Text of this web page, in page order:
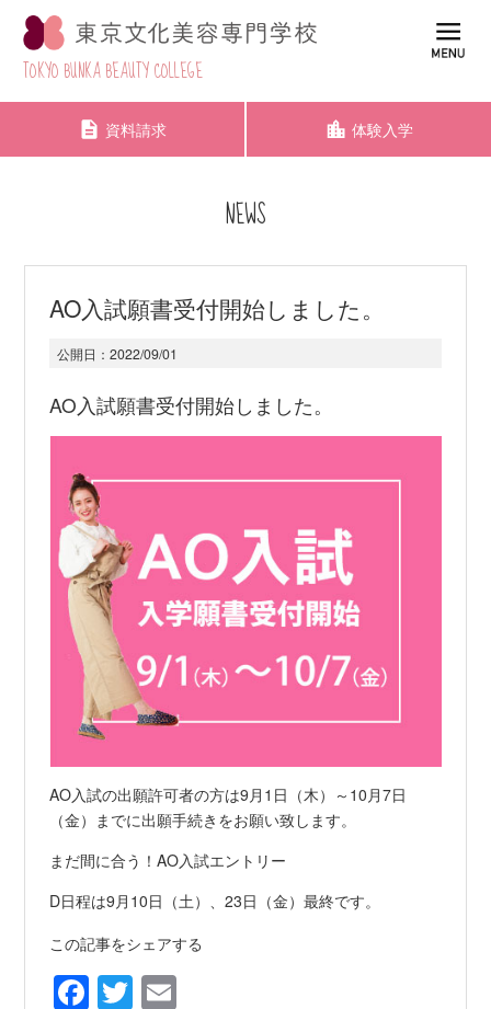
TOKYO BUNKA BEAUTY COLLEGE
資料請求 体験入学
NEWS
AO入試願書受付開始しました。
公開日： 2022/09/01
AO入試願書受付開始しました。
AO入試の出願許可者の方は9月1日（木）～10月7日
（金）までに出願手続きをお願い致します。
まだ間に合う！AO入試エントリー
D日程は9月10日（土）、23日（金）最終です。
この記事をシェアする
Facebook
Twitter
Email